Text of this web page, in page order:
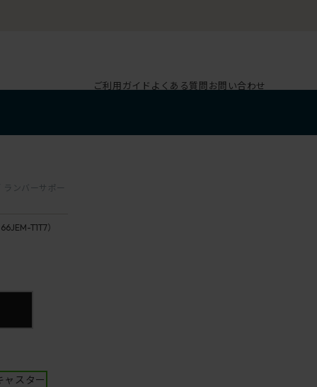
ご利用ガイド よくある質問お問い合わせ
ンバーサポー
T1T7）
ャスター